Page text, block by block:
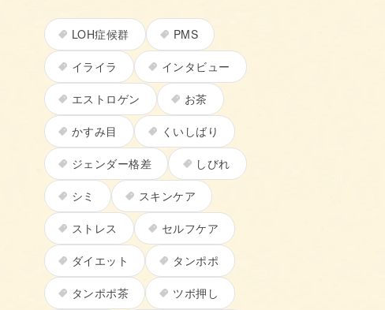
LOH症候群 PMS
イライラ インタビュー
エストロゲン お茶
かすみ目 くいしばり
ジェンダー格差 しびれ
シミ スキンケア
ストレス セルフケア
ダイエット タンポポ
タンポポ茶 ツボ押し